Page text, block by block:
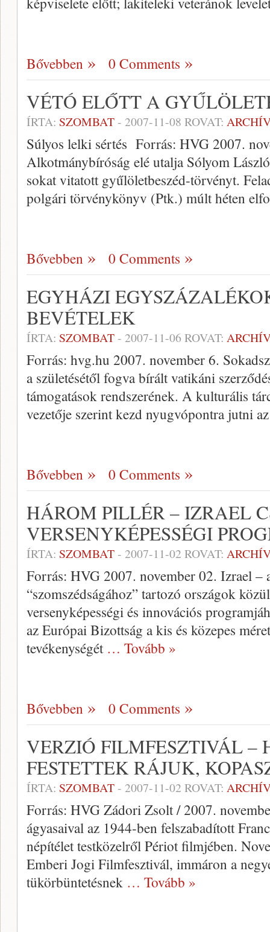
Bővebben 0 Comments
VÉTÓ ELŐTT A
ÍRTA: SZOMBAT- 2007-11-08 ROVAT:
Súlyos lelki sértés Forrás: HVG 2007.
Alkotmánybíróság elé utalja Sólyom
sokat vitatott gyűlöletbeszéd-törvényt.
polgári törvénykönyv (Ptk.) múlt héten
Bővebben 0 Comments
EGYHÁZI
BEVÉTELEK
ÍRTA: SZOMBAT- 2007-11-06 ROVAT:
Forrás: hvg.hu 2007. november 6.
a születésétől fogva bírált vatikáni
támogatások rendszerének. A kulturális
vezetője szerint kezd nyugvópontra jutni
Bővebben 0 Comments
HÁROM PILLÉR – IZRAEL
VERSENYKÉPESSÉGI
ÍRTA: SZOMBAT- 2007-11-02 ROVAT:
Forrás: HVG 2007. november 02. Izrael –
“szomszédságához” tartozó országok
versenyképességi és innovációs
az Európai Bizottság a kis és közepes
tevékenységét … Tovább »
Bővebben 0 Comments
VERZIÓ FILMFESZTIVÁL –
FESTETTEK RÁJUK,
ÍRTA: SZOMBAT- 2007-11-02 ROVAT:
Forrás: HVG Zádori Zsolt / 2007.
ágyasaival az 1944-ben felszabadított
népítélet testközelről Périot filmjében.
Emberi Jogi Filmfesztivál, immáron a
tükörbüntetésnek … Tovább »